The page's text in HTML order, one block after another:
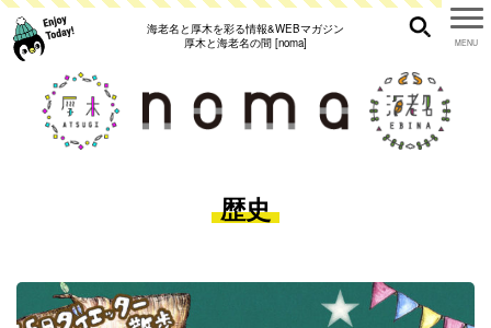
海老名と厚木を彩る情報&WEBマガジン
厚木と海老名の間 [noma]
歴史